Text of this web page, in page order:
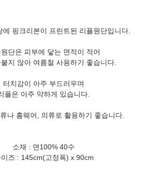
에 핑크리본이 프린트된 리플원단입니다.
단은 피부에 닿는 면적이 적어
지 않아 여름철 사용하기 좋습니다.
터치감이 아주 부드러우며
플은 아주 약하게 있습니다.
나 홈웨어, 의류로 활용하기 좋습니다.
소재 : 면100% 40수
즈 : 145cm(고정폭) x 90cm